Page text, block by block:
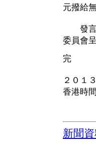
元撥給
發言
委員會
完
２０１
香港時
新聞